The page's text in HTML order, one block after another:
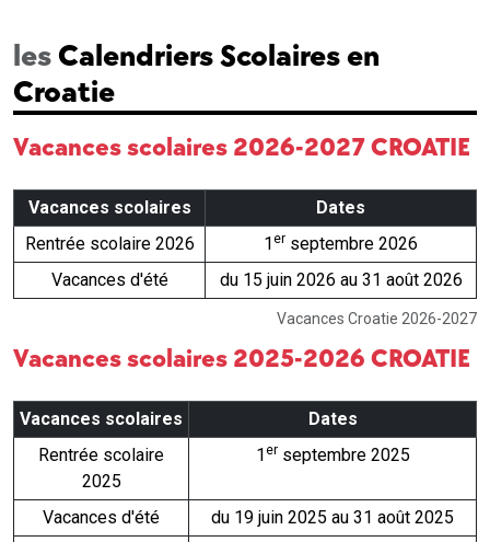
lesCalendriers Scolaires en
Croatie
Vacances scolaires 2026-2027 CROATIE
Vacances Croatie 2026-2027
Vacances scolaires
Dates
Rentrée scolaire 2026
1er septembre 2026
Vacances d'été
du 15 juin 2026 au 31 août 2026
Vacances scolaires 2025-2026 CROATIE
Vacances scolaires
Dates
Rentrée scolaire
2025
1erseptembre 2025
Vacances d'été
du 19 juin 2025 au 31 août 2025